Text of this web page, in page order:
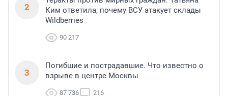
2
Ким ответила, почему ВСУ атакует склады
Wildberries
90 217
3
Погибшие и пострадавшие. Что известно о
взрыве в центре Москвы
87 736 216